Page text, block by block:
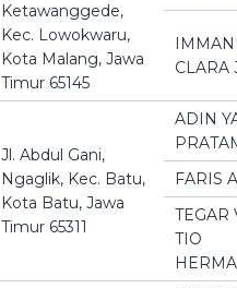
Ketawanggede,
Kec. Lowokwaru,
Kota Malang, Jawa
Timur 65145
CLARA
Jl. Abdul Gani,
Ngaglik, Kec. Batu,
Kota Batu, Jawa
Timur 65311
ADIN
FARIS
TEGAR
TIO